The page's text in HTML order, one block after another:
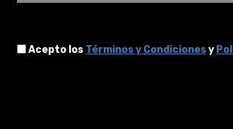
Acepto los Términos y Condicionesy